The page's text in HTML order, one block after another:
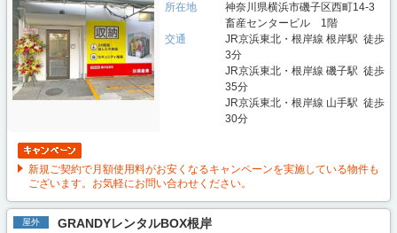
所在地
神奈川県横浜市磯子区西町14-3
畜産センタービル 1階
交通
JR京浜東北・根岸線 根岸駅 徒歩
3分
JR京浜東北・根岸線 磯子駅 徒歩
35分
JR京浜東北・根岸線 山手駅 徒歩
30分
新規ご契約で月額使用料がお安くなるキャンペーンを実施している物件も
ございます。お気軽にお問い合わせください。
屋外 GRANDYレンタルBOX根岸